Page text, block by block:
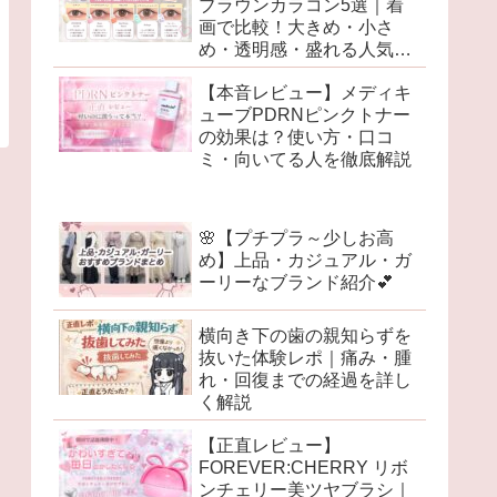
ブラウンカラコン5選｜着
画で比較！大きめ・小さ
め・透明感・盛れる人気レ
ンズを徹底レビュー♡
【本音レビュー】メディキ
ューブPDRNピンクトナー
の効果は？使い方・口コ
ミ・向いてる人を徹底解説
🌸【プチプラ～少しお高
め】上品・カジュアル・ガ
ーリーなブランド紹介💕
横向き下の歯の親知らずを
抜いた体験レポ｜痛み・腫
れ・回復までの経過を詳し
く解説
【正直レビュー】
FOREVER:CHERRY リボ
ンチェリー美ツヤブラシ｜